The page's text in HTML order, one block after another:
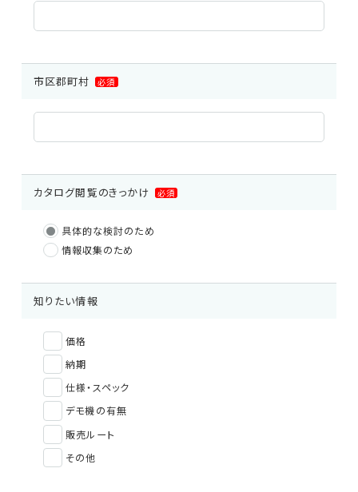
EMC試験器
RF関連製品・試験システム
EMCソリューションセンター
修理・校正
市区郡町村 必須
カタログ閲覧のきっかけ 必須
具体的な検討のため
情報収集のため
知りたい情報
価格
納期
仕様・スペック
デモ機の有無
販売ルート
その他